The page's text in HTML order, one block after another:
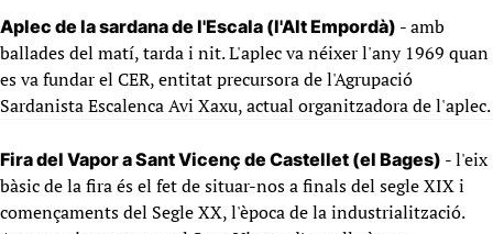
Aplec de la sardana de l'Escala (l'Alt Empordà) - amb
ballades del matí, tarda i nit. L'aplec va néixer l'any 1969 quan
es va fundar el CER, entitat precursora de l'Agrupació
Sardanista Escalenca Avi Xaxu, actual organitzadora de l'aplec.
Fira del Vapor a Sant Vicenç de Castellet (el Bages) - l'eix
bàsic de la fira és el fet de situar-nos a finals del segle XIX i
començaments del Segle XX, l'època de la industrialització.